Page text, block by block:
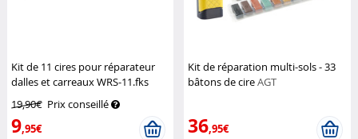
Kit de 11 cires pour réparateur
dalles et carreaux WRS-11.fks
19,90€ Prix conseillé
9,95€
Kit de réparation multi-sols - 33
bâtons de cireAGT
36,95€